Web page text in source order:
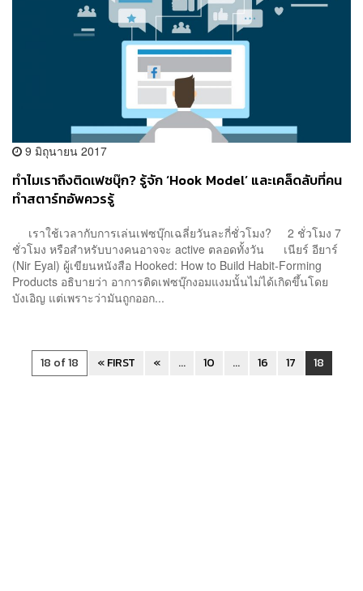
9 มิถุนายน 2017
ทำไมเราถึงติดเฟซบุ๊ก? รู้จัก ‘Hook Model’ และเคล็ดลับที่คน
ทำสตาร์ทอัพควรรู้
เราใช้เวลากับการเล่นเฟซบุ๊กเฉลี่ยวันละกี่ชั่วโมง? 2 ชั่วโมง 7
ชั่วโมง หรือสำหรับบางคนอาจจะ active ตลอดทั้งวัน เนียร์ อียาร์
(Nir Eyal) ผู้เขียนหนังสือ Hooked: How to Build Habit-Forming
Products อธิบายว่า อาการติดเฟซบุ๊กงอมแงมนั้นไม่ได้เกิดขึ้นโดย
บังเอิญ แต่เพราะว่ามันถูกออก...
18 of 18 « FIRST « ... 10 ... 16 17 18